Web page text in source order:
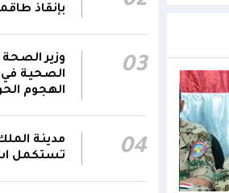
الأعيان المدنية
نائب رئيس
صالح: جرائم
أداء واجبها
صنعاء
بإنقاذ
03
وزير الصحة
الصحية
الهجوم
04
مدينة
تستكمل